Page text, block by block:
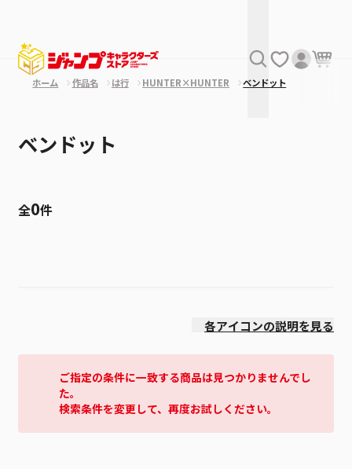
ホーム 作品名 は行 HUNTER×HUNTER ベンドット
ベンドット
全0件
各アイコンの説明を見る
ご指定の条件に一致する商品は見つかりませんでし
た。
検索条件を変更して、再度お試しください。